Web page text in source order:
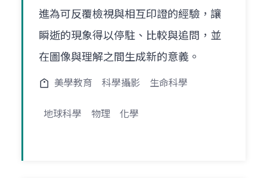
進為可反覆檢視與相互印證的經驗，讓
瞬逝的現象得以停駐、比較與追問，並
在圖像與理解之間生成新的意義。
美學教育 科學攝影 生命科學
地球科學 物理 化學